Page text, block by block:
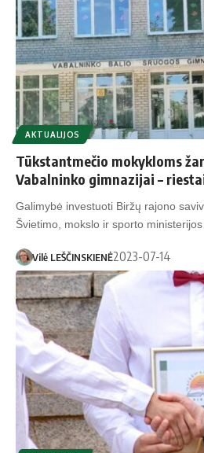
AKTUALIJOS
Tūkstantmečio mokykloms
Vabalninko gimnazijai –
Galimybė investuoti Biržų rajono
Švietimo, mokslo ir sporto
Vilė LEŠČINSKIENĖ2023-07-14